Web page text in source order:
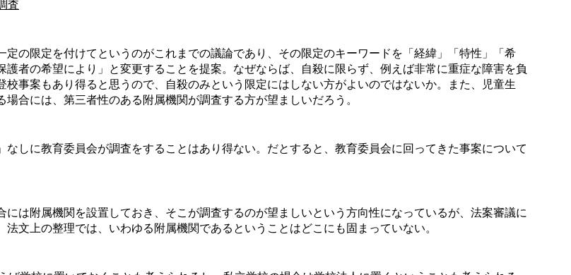
査
の限定を付けてというのがこれまでの議論であり、その限定のキーワードを「経緯」「特性」「希
者の希望により」と変更することを提案。なぜならば、自殺に限らず、例えば非常に重症な障害を負
事案もあり得ると思うので、自殺のみという限定にはしない方がよいのではないか。また、児童生
合には、第三者性のある附属機関が調査する方が望ましいだろう。
しに教育委員会が調査をすることはあり得ない。だとすると、教育委員会に回ってきた事案について
は附属機関を設置しておき、そこが調査するのが望ましいという方向性になっているが、法案審議に
文上の整理では、いわゆる附属機関であるということはどこにも固まっていない。